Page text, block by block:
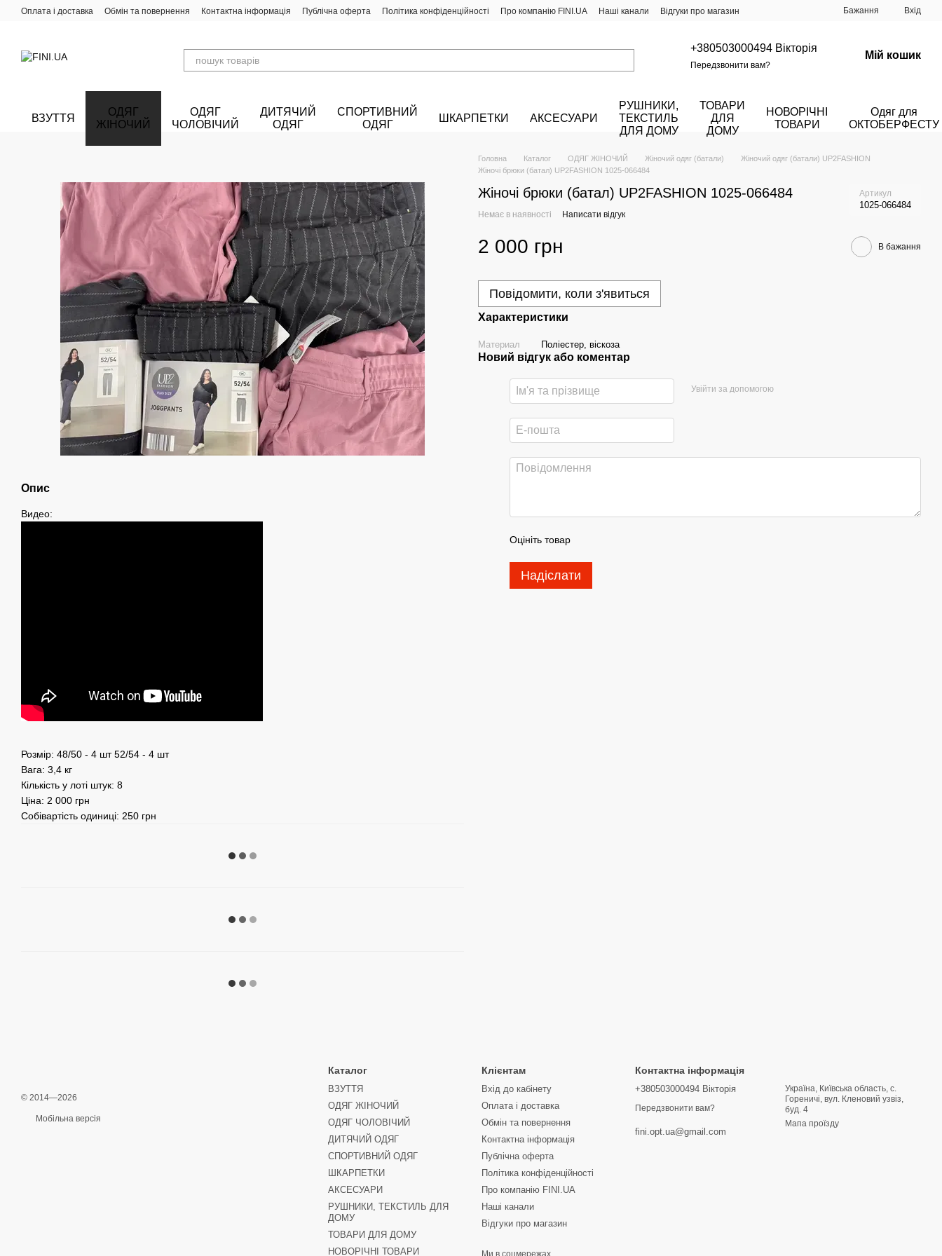
Перейти до основного контенту
Оплата і доставка Обмін та повернення Контактна інформація Публічна оферта Політика конфіденційності Про компанію FINI.UA Наші канали Відгуки про магазин Бажання Вхід
+380503000494 Вікторія
Передзвонити вам?
Мій кошик
ВЗУТТЯ
ОДЯГ
ЖІНОЧИЙ
ОДЯГ
ЧОЛОВІЧИЙ
ДИТЯЧИЙ
ОДЯГ
СПОРТИВНИЙ
ОДЯГ
ШКАРПЕТКИ АКСЕСУАРИ
РУШНИКИ,
ТЕКСТИЛЬ
ДЛЯ ДОМУ
ТОВАРИ
ДЛЯ
ДОМУ
НОВОРІЧНІ
ТОВАРИ
Одяг для
ОКТОБЕРФЕСТУ
Опис
Видео:
Розмір: 48/50 - 4 шт 52/54 - 4 шт
Вага: 3,4 кг
Кількість у лоті штук: 8
Ціна: 2 000 грн
Собівартість одиниці: 250 грн
Головна Каталог ОДЯГ ЖІНОЧИЙ Жіночий одяг (батали)
Жіночий одяг (батали) UP2FASHION
Жіночі брюки (батал) UP2FASHION 1025-066484
Жіночі брюки (батал) UP2FASHION 1025-066484 Артикул
1025-066484
Немає в наявності Написати відгук
2 000 грн В бажання
Повідомити, коли з'явиться
Характеристики
Материал Поліестер, віскоза
Новий відгук або коментар
Увійти за допомогою
Оцініть товар
Надіслати
© 2014—2026
Мобільна версія
Каталог
ВЗУТТЯ
ОДЯГ ЖІНОЧИЙ
ОДЯГ ЧОЛОВІЧИЙ
ДИТЯЧИЙ ОДЯГ
СПОРТИВНИЙ ОДЯГ
ШКАРПЕТКИ
АКСЕСУАРИ
РУШНИКИ, ТЕКСТИЛЬ ДЛЯ
ДОМУ
ТОВАРИ ДЛЯ ДОМУ
НОВОРІЧНІ ТОВАРИ
Клієнтам
Вхід до кабінету
Оплата і доставка
Обмін та повернення
Контактна інформація
Публічна оферта
Політика конфіденційності
Про компанію FINI.UA
Наші канали
Відгуки про магазин
Контактна інформація
+380503000494 Вікторія
Передзвонити вам?
fini.opt.ua@gmail.com
Україна, Київська область, с.
Гореничі, вул. Кленовий узвіз,
буд. 4
Мапа проїзду